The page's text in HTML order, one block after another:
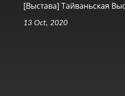
[Выстава] Тайваньская
13 Oct, 2020